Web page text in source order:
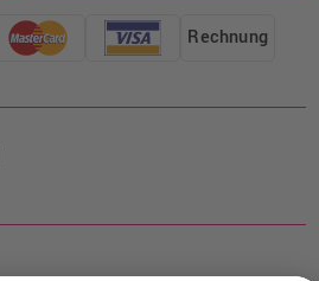
Rechnung